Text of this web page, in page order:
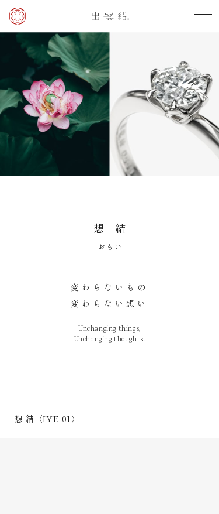
想 結
おもい
変わらないもの
変わらない想い
Unchanging things,
Unchanging thoughts.
想 結〈IYE-01〉